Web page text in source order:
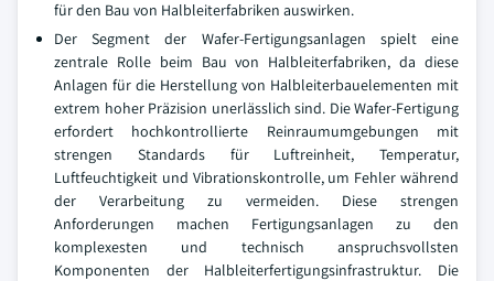
für den Bau von Halbleiterfabriken auswirken.
Der Segment der Wafer-Fertigungsanlagen spielt eine
zentrale Rolle beim Bau von Halbleiterfabriken, da diese
Anlagen für die Herstellung von Halbleiterbauelementen mit
extrem hoher Präzision unerlässlich sind. Die Wafer-Fertigung
erfordert hochkontrollierte Reinraumumgebungen mit
strengen Standards für Luftreinheit, Temperatur,
Luftfeuchtigkeit und Vibrationskontrolle, um Fehler während
der Verarbeitung zu vermeiden. Diese strengen
Anforderungen machen Fertigungsanlagen zu den
komplexesten und technisch anspruchsvollsten
Komponenten der Halbleiterfertigungsinfrastruktur. Die